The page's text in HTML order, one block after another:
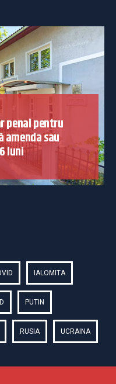
penal pentru
amenda sau
luni
IALOMITA
PUTIN
RUSIA UCRAINA